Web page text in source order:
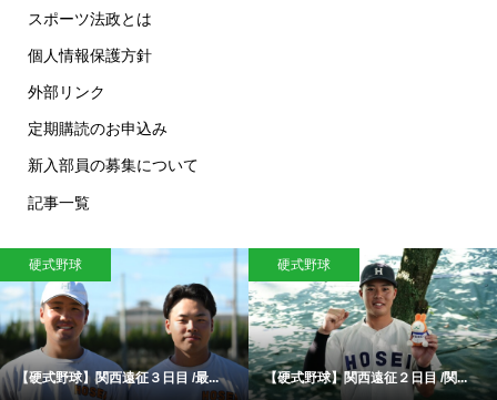
スポーツ法政とは
個人情報保護方針
外部リンク
定期購読のお申込み
新入部員の募集について
記事一覧
硬式野球
【硬式野球】関西遠征３日目 /最...
硬式野球
【硬式野球】関西遠征２日目 /関...